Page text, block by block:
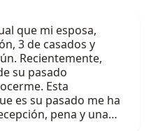
que mi esposa,
3 de casados y
Recientemente,
su pasado
Esta
es su pasado me ha
pena y una…